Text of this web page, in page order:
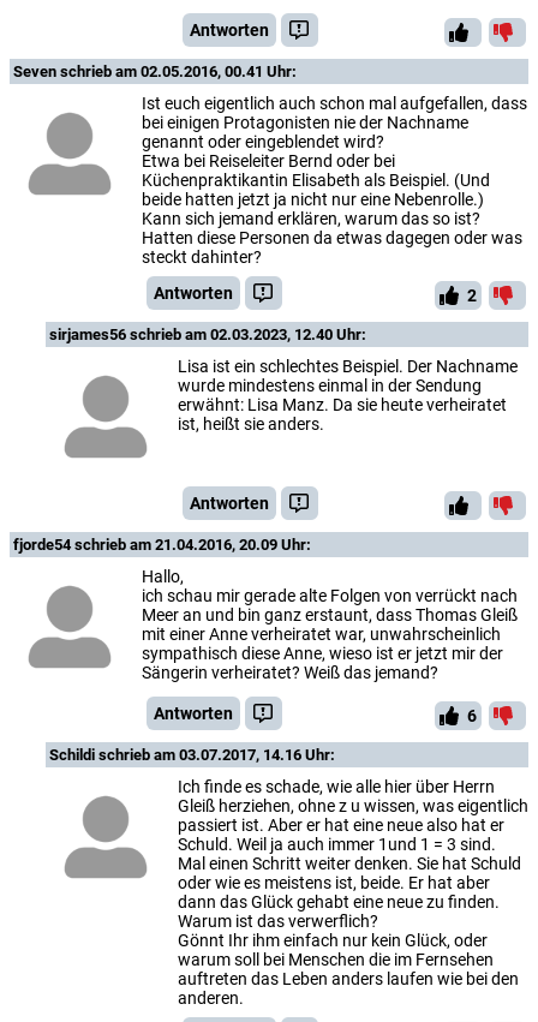
Antworten
Seven schrieb am 02.05.2016, 00.41 Uhr:
Ist euch eigentlich auch schon mal aufgefallen, dass
bei einigen Protagonisten nie der Nachname
genannt oder eingeblendet wird?
Etwa bei Reiseleiter Bernd oder bei
Küchenpraktikantin Elisabeth als Beispiel. (Und
beide hatten jetzt ja nicht nur eine Nebenrolle.)
Kann sich jemand erklären, warum das so ist?
Hatten diese Personen da etwas dagegen oder was
steckt dahinter?
Antworten
2
sirjames56 schrieb am 02.03.2023, 12.40 Uhr:
Lisa ist ein schlechtes Beispiel. Der Nachname
wurde mindestens einmal in der Sendung
erwähnt: Lisa Manz. Da sie heute verheiratet
ist, heißt sie anders.
Antworten
fjorde54schrieb am 21.04.2016, 20.09 Uhr:
Hallo,
ich schau mir gerade alte Folgen von verrückt nach
Meer an und bin ganz erstaunt, dass Thomas Gleiß
mit einer Anne verheiratet war, unwahrscheinlich
sympathisch diese Anne, wieso ist er jetzt mir der
Sängerin verheiratet? Weiß das jemand?
Antworten 6
Schildi schrieb am 03.07.2017, 14.16 Uhr:
Ich finde es schade, wie alle hier über Herrn
Gleiß herziehen, ohne z u wissen, was eigentlich
passiert ist. Aber er hat eine neue also hat er
Schuld. Weil ja auch immer 1und 1 = 3 sind.
Mal einen Schritt weiter denken. Sie hat Schuld
oder wie es meistens ist, beide. Er hat aber
dann das Glück gehabt eine neue zu finden.
Warum ist das verwerflich?
Gönnt Ihr ihm einfach nur kein Glück, oder
warum soll bei Menschen die im Fernsehen
auftreten das Leben anders laufen wie bei den
anderen.